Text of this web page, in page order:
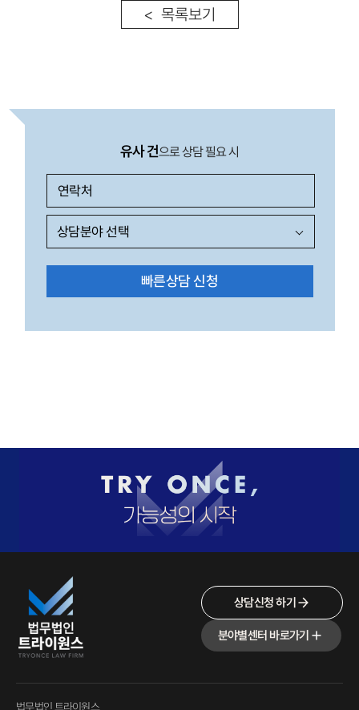
< 목록보기
유사 건으로 상담 필요 시
상담신청 하기
분야별센터 바로가기
법무법인 트라이원스